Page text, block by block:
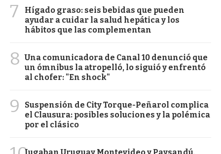
7
Hígado graso: seis bebidas que pueden
ayudar a cuidar la salud hepática y los
hábitos que las complementan
8 Una comunicadora de Canal 10 denunció que
un ómnibus la atropelló, lo siguió y enfrentó
al chofer: "En shock"
9
Suspensión de City Torque-Peñarol complica
el Clausura: posibles soluciones y la polémica
por el clásico